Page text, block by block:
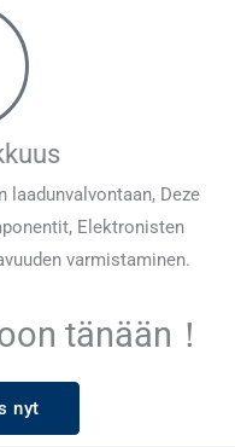
laadunvalvontaan, Deze
Elektronisten
varmistaminen.
tänään！
nyt